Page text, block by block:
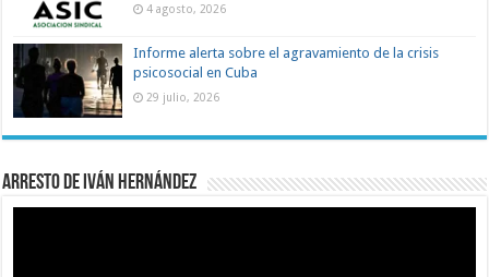
4 agosto, 2026
Informe alerta sobre el agravamiento de la crisis
psicosocial en Cuba
29 julio, 2026
Arresto de Iván Hernández